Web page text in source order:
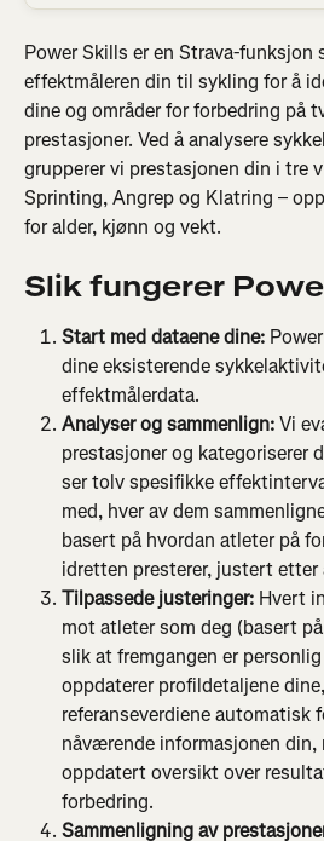
Power Skills er en Strava-funksjon
effektmåleren din til sykling for å
dine og områder for forbedring på
prestasjoner. Ved å analysere
grupperer vi prestasjonen din i tre
Sprinting, Angrep og Klatring –
for alder, kjønn og vekt.
Slik fungerer
Start med dataene dine:
dine eksisterende
effektmålerdata.
Analyser og sammenlign: Vi
prestasjoner og kategoriserer
ser tolv spesifikke
med, hver av dem
basert på hvordan atleter på
idretten presterer, justert etter
Tilpassede justeringer: Hvert
mot atleter som deg (basert
slik at fremgangen er
oppdaterer profildetaljene
referanseverdiene automatisk
nåværende informasjonen din,
oppdatert oversikt over
forbedring.
Sammenligning av